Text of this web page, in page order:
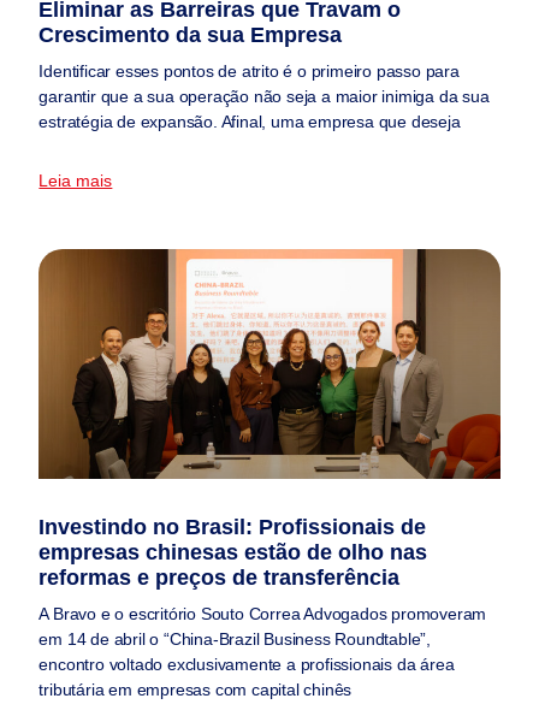
Eliminar as Barreiras que Travam o
Crescimento da sua Empresa
Identificar esses pontos de atrito é o primeiro passo para
garantir que a sua operação não seja a maior inimiga da sua
estratégia de expansão. Afinal, uma empresa que deseja
Leia mais
Investindo no Brasil: Profissionais de
empresas chinesas estão de olho nas
reformas e preços de transferência
A Bravo e o escritório Souto Correa Advogados promoveram
em 14 de abril o “China-Brazil Business Roundtable”,
encontro voltado exclusivamente a profissionais da área
tributária em empresas com capital chinês